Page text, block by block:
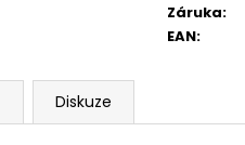
Záruka:
EAN:
Diskuze